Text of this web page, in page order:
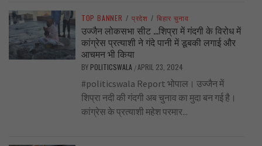
TOP BANNER / प्रदेश / बिहार चुनाव
उज्जैन लोकसभा सीट …शिप्रा में गंदगी के विरोध में
कांग्रेस प्रत्याशी ने गंदे पानी में डूबकी लगाई और
आचमन भी किया
BY POLITICSWALA /APRIL 23, 2024
#politicswala Report भोपाल। उज्जैन में
शिप्रा नदी की गंदगी अब चुनाव का मुदा बन गई है।
कांग्रेस के प्रत्याशी महेश परमार...